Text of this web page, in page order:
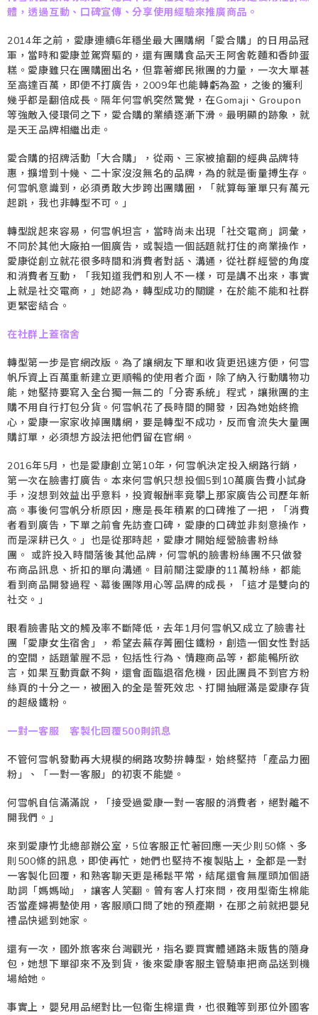
體，透過互動、口碑宣傳、分享使用經驗來推廣商品。
2014年之前，愛康連續6年穩坐最大團購網「愛合購」的日用品冠
軍，當時和愛康並駕齊驅的，還有團購食品天王阿舍乾麵和香帥蛋
糕。愛康雖只在團購圈出名，但靠著鄉民揪團的力量，一次大單甚
至高達百萬，即便不打廣告，2009年也能轉虧為盈，之後的獲利
幾乎都是翻倍成長。隔年何雪帆突然驚覺，在Gomaji、Groupon
等強敵入侵環伺之下，愛合購的業績逐漸下滑。最明顯的跡象，就
是天王品牌相繼出走。
愛合購的招牌活動「大合購」，從兩、三家被搶翻的經典品牌特
惠，擴增到十幾、二十家沒沒無名的品牌，為的就是衝量搏生存。
何雪帆意識到，必須勇敢大步跨出團購圈，「就算每筆單只有萬元
起跳，我也非轉型不可。」
轉型說起來容易，何雪帆坦言，當時尚未出現「社交電商」詞彙，
不同於其他大廠拍一個廣告，或製造一個話題就打住的商業操作，
愛康從創立就花很多時間和消費者對話、溝通，從社群經營的角度
和消費者互動，「我知道我們和別人不一樣，可是講不出來，事實
上就是社交電商，」她認為，轉型成功的關鍵，在於能不能和社群
更緊密結合。
在社群上蓋宿舍
轉型第一步是官網改版。為了讓網友下單和收貨更迅速方便，何雪
帆斥資上百萬重新建立更順暢的使用者介面，除了納入行動購物功
能，她堅持要寫入全台獨一無二的「分寄系統」程式，讓揪團的主
購不用自行打包分貨。何雪帆花了長時間的開發，因為她始終擔
心，愛康一家家收掉團購網，要是轉型不成功，反而會流失大量團
購訂單，必須想方設法把他們留在官網。
2016年5月，也是愛康創立第10年，何雪帆決定投入網路行銷，
第一次在臉書打廣告。本來何雪帆只想投個5到10萬廣告費小試身
手，沒想到效益出乎意料，投資報酬率竟攀上那家廣告公司歷年新
高。事後何雪帆分析原因，應是長年積累的口碑推了一把，「消費
者看到廣告，下單之前會先訪查口碑，愛康的口碑並非刻意操作，
而是深耕已久。」也是從那時起，愛康才開始經營臉書粉絲
團。 或許投入時間落後其他品牌，何雪帆的臉書粉絲團不只做發
布商品訊息、折扣的單向溝通。目前關注愛康的11萬粉絲，都能
看到商品開發過程、幕後團隊用心等品牌的成長，「這才是雙向的
社交。」
眼看臉書貼文的觸及率不斷降低，去年1月何雪帆又成立了臉書社
團「愛康女生宿舍」，希望去蕪存菁圈住鐵粉，創造一個女性對話
的空間，話題葷腥不忌，包括性行為、情趣商品等，都能暢所欲
言，如果互動貢獻不夠，還會面臨退宿危機，因此團員不到官方粉
絲頁的十分之一，被圈入的全是誓死效忠、打開抽屜滿是愛康存貨
的超級鐵粉。
一對一客服 客製化回覆500則訊息
不管何雪帆發動再大規模的網路攻勢拚轉型，始終堅持「產品力圈
粉」、「一對一客服」的初衷不能變。
何雪帆自信滿滿說，「接受過愛康一對一客服的消費者，絕對離不
開我們。」
來到愛康竹北總部辦公室，5位客服正忙著回應一天少則50條、多
則500條的訊息，即使再忙，她們也堅持不複製貼上，全都是一對
一客製化回覆，和熟客聊天更是稀鬆平常，結尾還會無厘頭加個語
助詞「媽媽呦」，讓客人笑翻。曾有客人打來問，夜用型衛生棉能
否當產婦褥墊使用，客服順口問了她的預產期，在那之前就把嬰兒
禮品快遞到她家。
還有一次，國外旅客來台灣觀光，指名要買實體通路未販售的隨身
包，她想下單卻來不及到貨，後來愛康客服主管騎車把商品送到機
場給她。
事實上，嬰兒用品絕對比一包衛生棉還貴，也很難等到那位外國客